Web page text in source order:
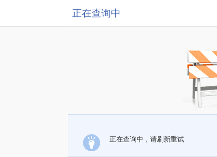
正在查询中
正在查询中，请刷新重试